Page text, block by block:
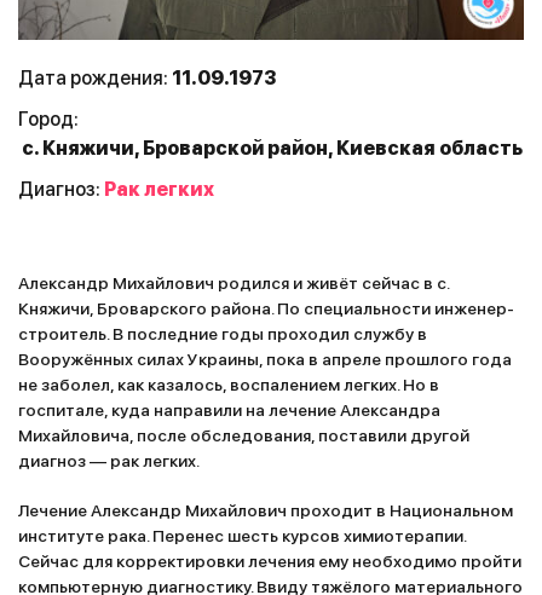
Дата рождения: 11.09.1973
Город:
с. Княжичи, Броварской район, Киевская область
Диагноз: Рак легких
Александр Михайлович родился и живёт сейчас в с.
Княжичи, Броварского района. По специальности инженер-
строитель. В последние годы проходил службу в
Вооружённых силах Украины, пока в апреле прошлого года
не заболел, как казалось, воспалением легких. Но в
госпитале, куда направили на лечение Александра
Михайловича, после обследования, поставили другой
диагноз — рак легких.
Лечение Александр Михайлович проходит в Национальном
институте рака. Перенес шесть курсов химиотерапии.
Сейчас для корректировки лечения ему необходимо пройти
компьютерную диагностику. Ввиду тяжёлого материального